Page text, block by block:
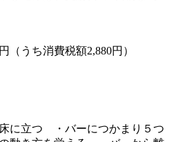
（うち消費税額2,880円）
床に立つ ・バーにつかまり５つ